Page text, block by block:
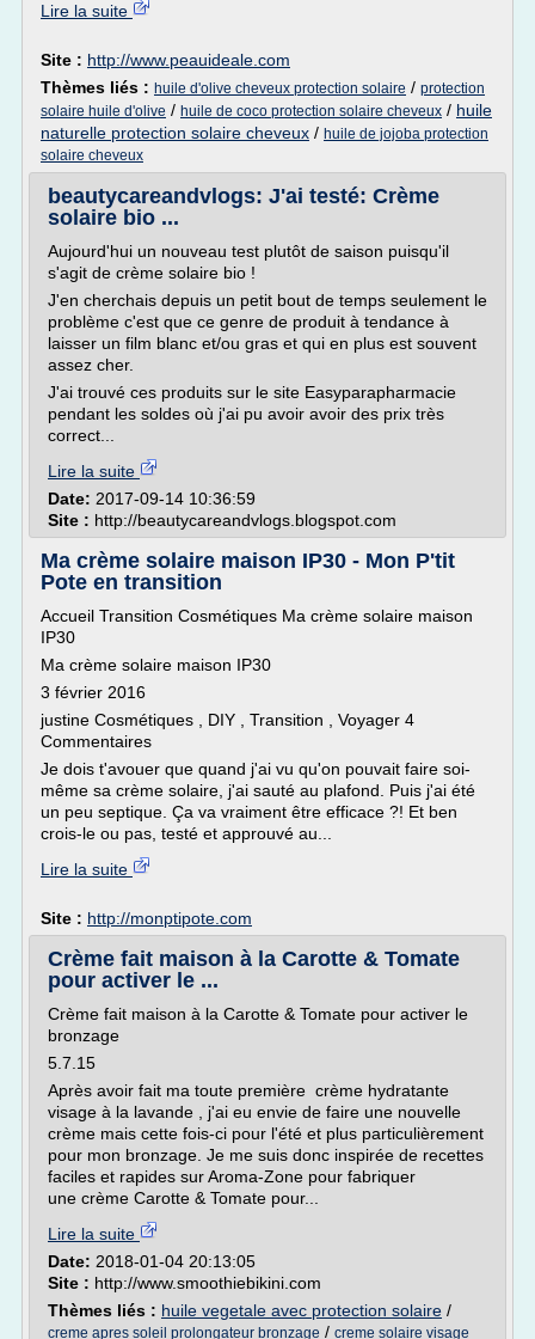
Lire la suite
Site : http://www.peauideale.com
Thèmes liés : huile d'olive cheveux protection solaire / protection
solaire huile d'olive / huile de coco protection solaire cheveux / huile
naturelle protection solaire cheveux / huile de jojoba protection
solaire cheveux
beautycareandvlogs: J'ai testé: Crème
solaire bio ...
Aujourd'hui un nouveau test plutôt de saison puisqu'il
s'agit de crème solaire bio !
J'en cherchais depuis un petit bout de temps seulement le
problème c'est que ce genre de produit à tendance à
laisser un film blanc et/ou gras et qui en plus est souvent
assez cher.
J'ai trouvé ces produits sur le site Easyparapharmacie
pendant les soldes où j'ai pu avoir avoir des prix très
correct...
Lire la suite
Date: 2017-09-14 10:36:59
Site : http://beautycareandvlogs.blogspot.com
Ma crème solaire maison IP30 - Mon P'tit
Pote en transition
Accueil Transition Cosmétiques Ma crème solaire maison
IP30
Ma crème solaire maison IP30
3 février 2016
justine Cosmétiques , DIY , Transition , Voyager 4
Commentaires
Je dois t'avouer que quand j'ai vu qu'on pouvait faire soi-
même sa crème solaire, j'ai sauté au plafond. Puis j'ai été
un peu septique. Ça va vraiment être efficace ?! Et ben
crois-le ou pas, testé et approuvé au...
Lire la suite
Site : http://monptipote.com
Crème fait maison à la Carotte & Tomate
pour activer le ...
Crème fait maison à la Carotte & Tomate pour activer le
bronzage
5.7.15
Après avoir fait ma toute première crème hydratante
visage à la lavande , j'ai eu envie de faire une nouvelle
crème mais cette fois-ci pour l'été et plus particulièrement
pour mon bronzage. Je me suis donc inspirée de recettes
faciles et rapides sur Aroma-Zone pour fabriquer
une crème Carotte & Tomate pour...
Lire la suite
Date: 2018-01-04 20:13:05
Site : http://www.smoothiebikini.com
Thèmes liés : huile vegetale avec protection solaire /
creme apres soleil prolongateur bronzage / creme solaire visage